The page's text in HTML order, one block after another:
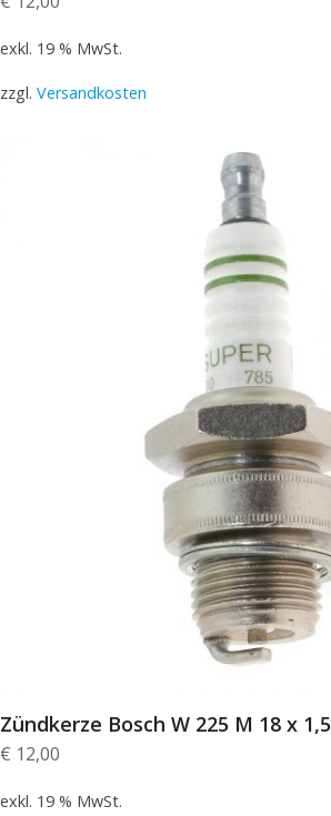
exkl. 19 % MwSt.
zzgl. Versandkosten
Zündkerze Bosch W 225 M 18 x 1,5
€ 12,00
exkl. 19 % MwSt.